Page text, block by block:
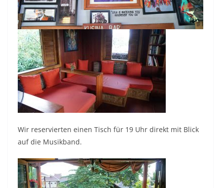
Wir reservierten einen Tisch für 19 Uhr direkt mit Blick
auf die Musikband.